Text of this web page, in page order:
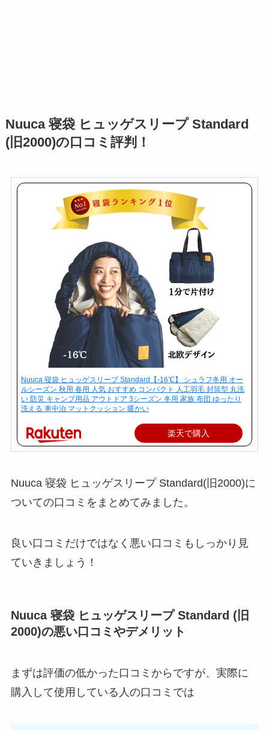
Nuuca 寝袋 ヒュッゲスリープ Standard
(旧2000)の口コミ評判！
Nuuca 寝袋 ヒュッゲスリープ Standard【-16℃】 シュラフ冬用 オー
ルシーズン 秋用 春用 人気 おすすめ コンパクト 人工羽毛 封筒型 丸洗
い 防災 キャンプ用品 アウトドア 3シーズン 冬用 家族 布団 ゆったり
洗える 車中泊 マットクッション 暖かい
楽天で購入
Nuuca 寝袋 ヒュッゲスリープ Standard(旧2000)に
ついての口コミをまとめてみました。
良い口コミだけではなく悪い口コミもしっかり見
ていきましょう！
Nuuca 寝袋 ヒュッゲスリープ Standard (旧
2000)の悪い口コミやデメリット
まずは評価の低かった口コミからですが、実際に
購入して使用している人の口コミでは